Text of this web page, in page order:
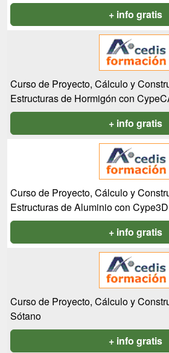
+ info gratis
Curso de Proyecto, Cálculo y
Estructuras de Hormigón con
+ info gratis
Curso de Proyecto, Cálculo y
Estructuras de Aluminio con Cype3D
+ info gratis
Curso de Proyecto, Cálculo y
Sótano
+ info gratis